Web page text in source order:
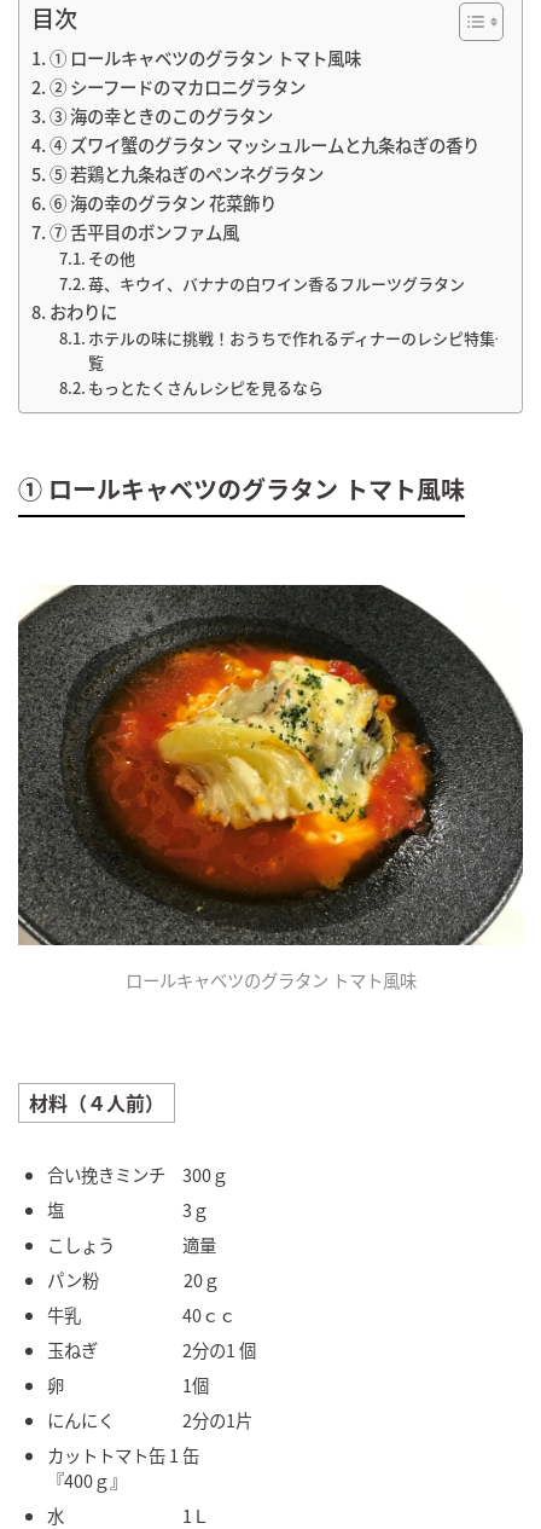
目次
① ロールキャベツのグラタン トマト風味
② シーフードのマカロニグラタン
③ 海の幸ときのこのグラタン
④ ズワイ蟹のグラタン マッシュルームと九条ねぎの香り
⑤ 若鶏と九条ねぎのペンネグラタン
⑥ 海の幸のグラタン 花菜飾り
⑦ 舌平目のボンファム風
その他
苺、キウイ、バナナの白ワイン香るフルーツグラタン
おわりに
ホテルの味に挑戦！おうちで作れるディナーのレシピ特集一
覧
もっとたくさんレシピを見るなら
① ロールキャベツのグラタン トマト風味
ロールキャベツのグラタン トマト風味
材料（４人前）
合い挽きミンチ 300ｇ
塩 3ｇ
こしょう 適量
パン粉 20ｇ
牛乳 40ｃｃ
玉ねぎ 2分の1 個
卵 1個
にんにく 2分の1片
カットトマト缶 1 缶
『400ｇ』
水 1Ｌ